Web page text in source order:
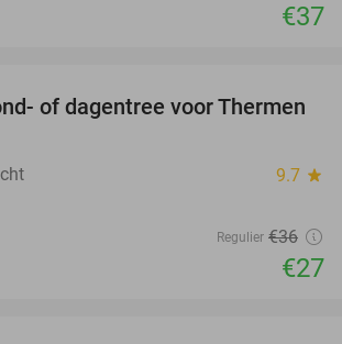
€37
25%
of dagentree voor Thermen
9.7 star
Regulier €36
€27